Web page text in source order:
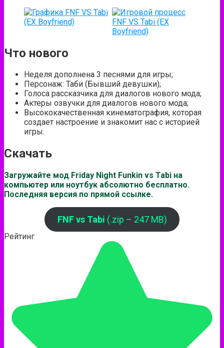
Что нового
Неделя дополнена 3 песнями для игры;
Персонаж: Таби (Бывший девушки);
Голоса рассказчика для диалогов нового мода;
Aктеры озвучки для диалогов нового мода;
Высококачественная кинематография, которая
создает настроение и знакомит нас с историей
игры.
Скачать
Загружайте мод Friday Night Funkin vs Tabi на
компьютер или ноутбук абсолютно бесплатно.
Последняя версия по прямой ссылке.
FNF vs Tabi (.zip – 247 MB)
Рейтинг